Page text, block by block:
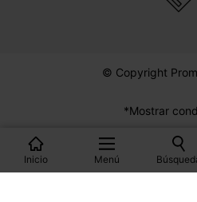
Inicio Menú
© Copyright
*Mostrar
España